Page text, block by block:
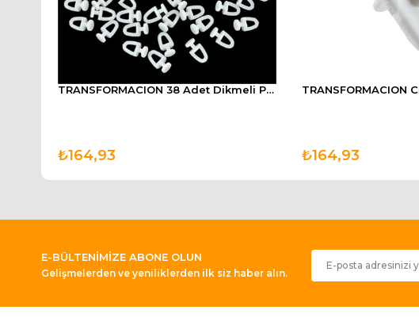
TRANSFORMACION 38 Adet Dikmeli Perde Korniş Düğmesi
₺164,93 ₺164,93
E-BÜLTENİMİZE ABONE OLUN
Gelişmelerden ve yeniliklerden ilk siz haber alın.